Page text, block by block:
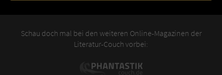
Schau doch mal bei den weiteren Online-Magazinen der
Literatur-Couch vorbei: